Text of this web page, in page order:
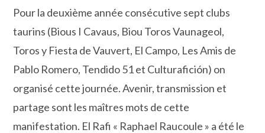
publication :
Pour la deuxième année consécutive sept clubs
taurins (Bious I Cavaus, Biou Toros Vaunageol,
Toros y Fiesta de Vauvert, El Campo, Les Amis de
Pablo Romero, Tendido 51 et Culturafición) on
organisé cette journée. Avenir, transmission et
partage sont les maîtres mots de cette
manifestation. El Rafi « Raphael Raucoule » a été le